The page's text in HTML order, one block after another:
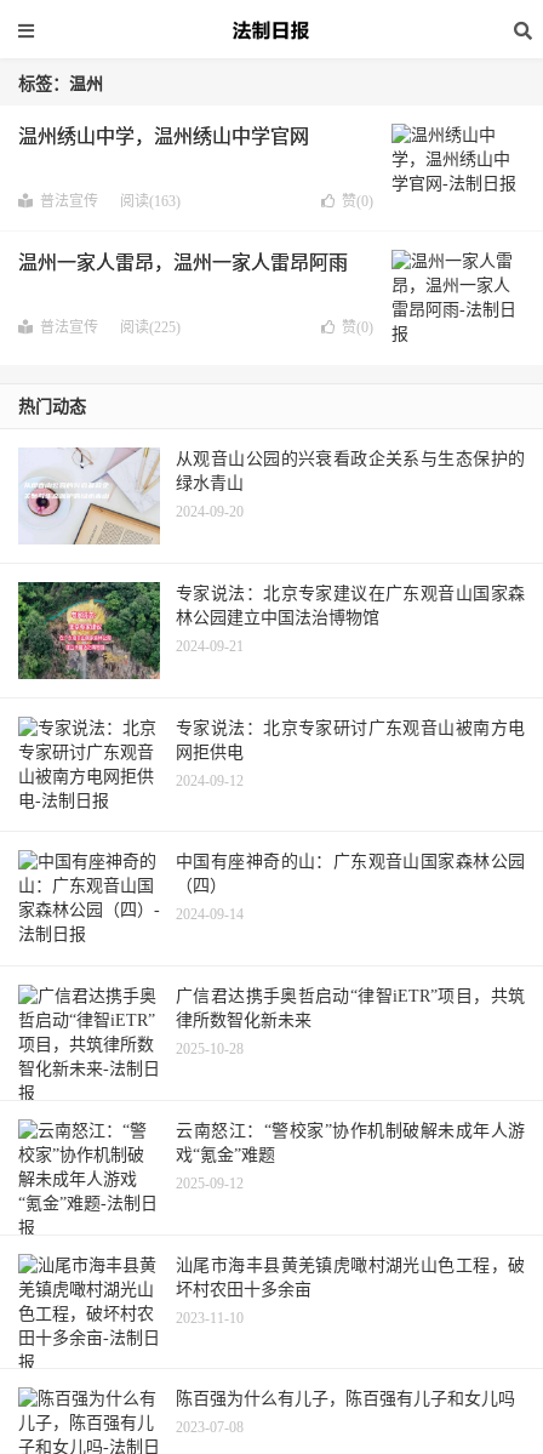
标签：温州
温州绣山中学，温州绣山中学官网
普法宣传 阅读(163) 赞(0)
温州一家人雷昂，温州一家人雷昂阿雨
普法宣传 阅读(225) 赞(0)
热门动态
从观音山公园的兴衰看政企关系与生态保护的
绿水青山
2024-09-20
专家说法：北京专家建议在广东观音山国家森
林公园建立中国法治博物馆
2024-09-21
专家说法：北京专家研讨广东观音山被南方电
网拒供电
2024-09-12
中国有座神奇的山：广东观音山国家森林公园
（四）
2024-09-14
广信君达携手奥哲启动“律智iETR”项目，共筑
律所数智化新未来
2025-10-28
云南怒江：“警校家”协作机制破解未成年人游
戏“氪金”难题
2025-09-12
汕尾市海丰县黄羌镇虎噉村湖光山色工程，破
坏村农田十多余亩
2023-11-10
陈百强为什么有儿子，陈百强有儿子和女儿吗
2023-07-08